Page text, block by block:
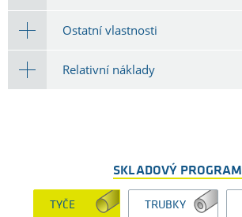
Ostatní vlastnosti
Relativní náklady
SKLADOVÝ PROGRAM
TYČE TRUBKY